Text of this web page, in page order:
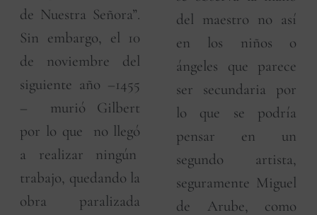
de Nuestra Señora”.
Sin embargo, el 10
de noviembre del
siguiente año –1455
– murió Gilbert
por lo que no llegó
a realizar ningún
trabajo, quedando la
obra paralizada
del maestro no así
en los niños o
ángeles que parece
ser secundaria por
lo que se podría
pensar en un
segundo artista,
seguramente Miguel
de Arube, como